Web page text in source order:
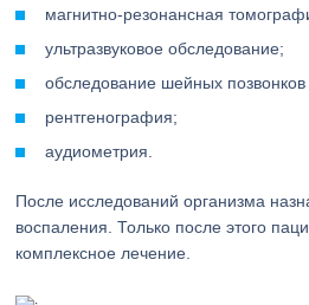
магнитно-резонансная
ультразвуковое обследование;
обследование шейных
рентгенография;
аудиометрия.
После исследований организма
воспаления. Только после этого
комплексное лечение.